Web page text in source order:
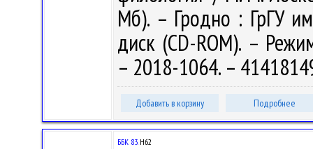
Мб). – Гродно : ГрГУ
диск (CD-ROM). –
– 2018-1064. –
Добавить в корзину Подробнее
ББК 83.Н62